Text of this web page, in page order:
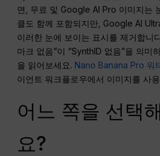
면, 무료 및 Google AI Pro 이미지는
클도 함께 포함되지만, Google AI
이러한 눈에 보이는 표시를 제거합니
마크 없음”이 “SynthID 없음”을 의미
을 읽어보세요. Nano Banana Pro 워
이언트 워크플로우에서 이미지를 사
어느 쪽을 선택
요?